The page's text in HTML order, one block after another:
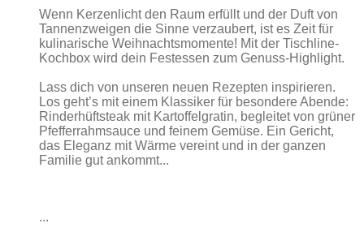
Wenn Kerzenlicht den Raum erfüllt und der Duft von
Tannenzweigen die Sinne verzaubert, ist es Zeit für
kulinarische Weihnachtsmomente! Mit der Tischline-
Kochbox wird dein Festessen zum Genuss-Highlight.
Lass dich von unseren neuen Rezepten inspirieren.
Los geht’s mit einem Klassiker für besondere Abende:
Rinderhüftsteak mit Kartoffelgratin, begleitet von grüner
Pfefferrahmsauce und feinem Gemüse. Ein Gericht,
das Eleganz mit Wärme vereint und in der ganzen
Familie gut ankommt...
...